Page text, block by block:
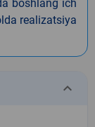
boshlang`ich
realizatsiya
keyboard_arrow_down